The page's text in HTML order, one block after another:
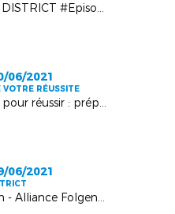
LE MAG DU DISTRICT #Episode 10
06/2021
VOTRE RÉUSSITE
S'accomplir pour réussir : préparer votre avenir !
06/2021
FC Kappelen - Alliance Folgensbourg Muespach